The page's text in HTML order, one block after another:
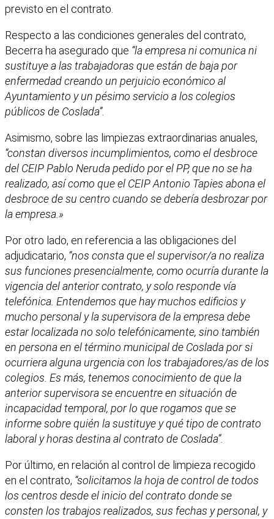
previsto en el contrato.
Respecto a las condiciones generales del contrato,
Becerra ha asegurado que “la empresa ni comunica ni
sustituye a las trabajadoras que están de baja por
enfermedad creando un perjuicio económico al
Ayuntamiento y un pésimo servicio a los colegios
públicos de Coslada”.
Asimismo, sobre las limpiezas extraordinarias anuales,
“constan diversos incumplimientos, como el desbroce
del CEIP Pablo Neruda pedido por el PP, que no se ha
realizado, así como que el CEIP Antonio Tapies abona el
desbroce de su centro cuando se debería desbrozar por
la empresa.»
Por otro lado, en referencia a las obligaciones del
adjudicatario, “nos consta que el supervisor/a no realiza
sus funciones presencialmente, como ocurría durante la
vigencia del anterior contrato, y solo responde vía
telefónica. Entendemos que hay muchos edificios y
mucho personal y la supervisora de la empresa debe
estar localizada no solo telefónicamente, sino también
en persona en el término municipal de Coslada por si
ocurriera alguna urgencia con los trabajadores/as de los
colegios. Es más, tenemos conocimiento de que la
anterior supervisora se encuentre en situación de
incapacidad temporal, por lo que rogamos que se
informe sobre quién la sustituye y qué tipo de contrato
laboral y horas destina al contrato de Coslada”.
Por último, en relación al control de limpieza recogido
en el contrato, “solicitamos la hoja de control de todos
los centros desde el inicio del contrato donde se
consten los trabajos realizados, sus fechas y personal, y